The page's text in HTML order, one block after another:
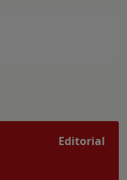
Editorial